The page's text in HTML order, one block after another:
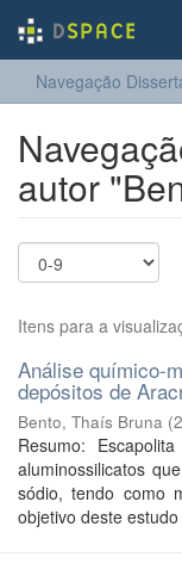
Navegação
autor
Itens para a
Análise químico-
depósitos de
Bento, Thaís Bruna (
Resumo:
aluminossilicatos
sódio, tendo como
objetivo deste